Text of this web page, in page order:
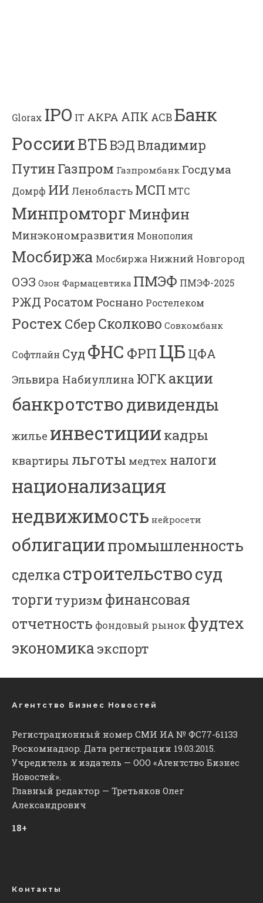
Glorax IPO IT АКРА АПК АСВБанк
РоссииВТБВЭДВладимир
Путин Газпром Газпромбанк Госдума
Домрф ИИ Ленобласть МСП МТС
МинпромторгМинфин
Минэкономразвития Монополия
Мосбиржа Мосбиржа Нижний Новгород
ОЭЗ Озон Фармацевтика ПМЭФ ПМЭФ-2025
РЖД Росатом Роснано Ростелеком
Ростех Сбер Сколково Совкомбанк
Софтлайн Суд ФНС ФРП ЦБ ЦФА
Эльвира Набиуллина ЮГК акции
банкротство дивиденды
жилье инвестиции кадры
квартиры льготы медтех налоги
национализация
недвижимость нейросети
облигациипромышленность
сделкастроительствосуд
торгитуризм финансовая
отчетность фондовый рынок фудтех
экономика экспорт
Агентство Бизнес Новостей
Регистрационный номер СМИ ИА № ФС77-61133
Роскомнадзор. Дата регистрации 19.03.2015.
Учредитель и издатель — ООО «Агентство Бизнес
Новостей».
Главный редактор — Третьяков Олег
Александрович
18+
Контакты